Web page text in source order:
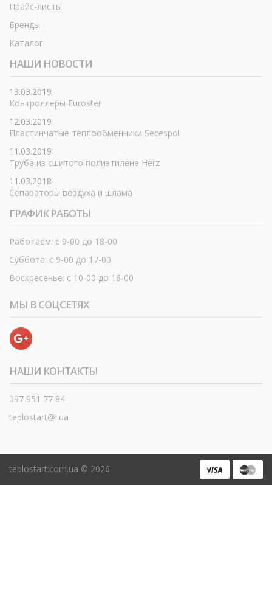
Прайс-листы
Бренды
Каталог
НАШИ НОВОСТИ
13.03.2019
Контроллеры Euroster
12.03.2019
Пластинчатые теплообменники Secespol
11.03.2019
Труба из сшитого полиэтилена Herz
11.03.2018
Сепараторы воздуха и шлама
ГРАФИК РАБОТЫ
Работаем: с 9-00 до 18-00
Суббота: с 9-00 до 17-00
Воскресенье: с 10-00 до 16-00
МЫ В СОЦСЕТЯХ
НАШИ КОНТАКТЫ
097 951 77 84
teplostart@i.ua
teplostart.com.ua © 2026